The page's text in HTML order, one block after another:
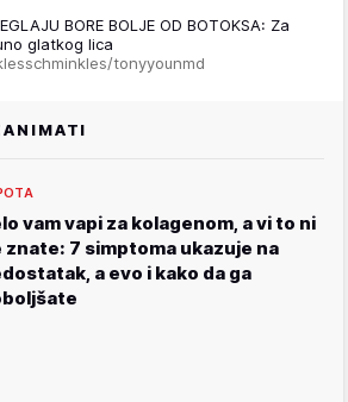
BORE BOLJE OD BOTOKSA: Za
glatkog lica
tonyyounmd
vam vapi za kolagenom, a vi to ni
znate: 7 simptoma ukazuje na
a evo i kako da ga